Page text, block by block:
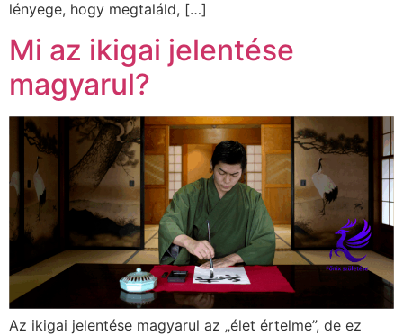
lényege, hogy megtaláld, […]
Mi az ikigai jelentése
magyarul?
Az ikigai jelentése magyarul az „élet értelme”, de ez